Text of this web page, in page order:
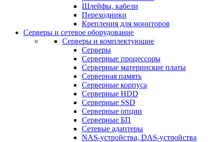
Шлейфы, кабели
Переходники
Крепления для мониторов
Серверы и сетевое оборудование
Серверы и комплектующие
Серверы
Серверные процессоры
Серверные материнские платы
Серверная память
Серверные корпуса
Серверные HDD
Серверные SSD
Серверные опции
Серверные БП
Сетевые адаптеры
NAS-устройства, DAS-устройства